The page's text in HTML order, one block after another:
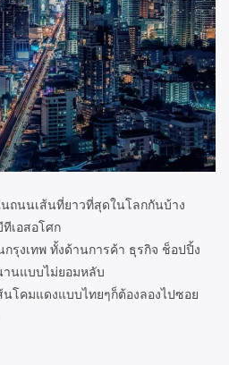
ถนนเส้นที่ยาวที่สุดในโลกกันบ้าง
เอสอโศก
รุงเทพ ทั้งด้านการค้า ธุรกิจ ช็อปปิ้ง
านแบบไม่ยอมหลับ
โคมแดงแบบไทยๆก็ต้องลองไปซอย